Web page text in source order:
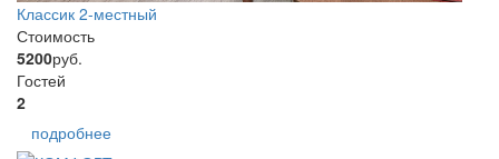
Классик 2-местный
Стоимость
5200руб.
Гостей
2
подробнее